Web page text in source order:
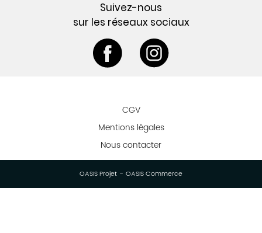
Suivez-nous
sur les réseaux sociaux
CGV
Mentions légales
Nous contacter
OASIS Projet - OASIS Commerce